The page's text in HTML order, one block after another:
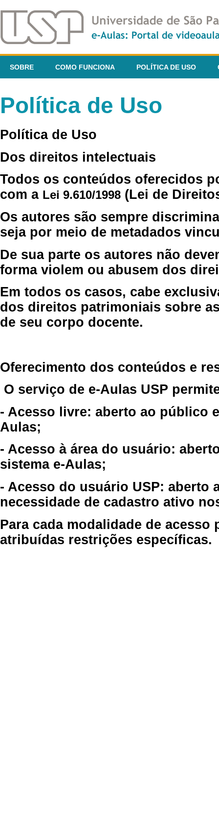
SOBRE COMO FUNCIONA POLÍTICA DE USO
Política de Uso
Política de Uso
Dos direitos intelectuais
Todos os conteúdos oferecidos
com a Lei 9.610/1998 (Lei de
Os autores são sempre
seja por meio de metadados
De sua parte os autores não
forma violem ou abusem dos
Em todos os casos, cabe
dos direitos patrimoniais sobre
de seu corpo docente.
Oferecimento dos conteúdos e
O serviço de e-Aulas USP
- Acesso livre: aberto ao público
Aulas;
- Acesso à área do usuário:
sistema e-Aulas;
- Acesso do usuário USP: aberto
necessidade de cadastro ativo
Para cada modalidade de
atribuídas restrições específicas.